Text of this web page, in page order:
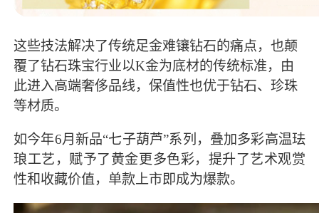
这些技法解决了传统足金难镶钻石的痛点，也颠
覆了钻石珠宝行业以K金为底材的传统标准，由
此进入高端奢侈品线，保值性也优于钻石、珍珠
等材质。
如今年6月新品“七子葫芦”系列，叠加多彩高温珐
琅工艺，赋予了黄金更多色彩，提升了艺术观赏
性和收藏价值，单款上市即成为爆款。